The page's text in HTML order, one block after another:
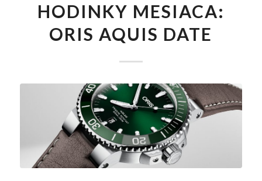
HODINKY MESIACA:
ORIS AQUIS DATE